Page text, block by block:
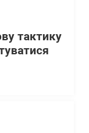
тактику